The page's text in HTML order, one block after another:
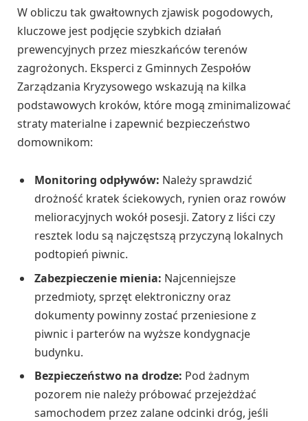
W obliczu tak gwałtownych zjawisk pogodowych,
kluczowe jest podjęcie szybkich działań
prewencyjnych przez mieszkańców terenów
zagrożonych. Eksperci z Gminnych Zespołów
Zarządzania Kryzysowego wskazują na kilka
podstawowych kroków, które mogą zminimalizować
straty materialne i zapewnić bezpieczeństwo
domownikom:
Monitoring odpływów: Należy sprawdzić
drożność kratek ściekowych, rynien oraz rowów
melioracyjnych wokół posesji. Zatory z liści czy
resztek lodu są najczęstszą przyczyną lokalnych
podtopień piwnic.
Zabezpieczenie mienia: Najcenniejsze
przedmioty, sprzęt elektroniczny oraz
dokumenty powinny zostać przeniesione z
piwnic i parterów na wyższe kondygnacje
budynku.
Bezpieczeństwo na drodze: Pod żadnym
pozorem nie należy próbować przejeżdżać
samochodem przez zalane odcinki dróg, jeśli